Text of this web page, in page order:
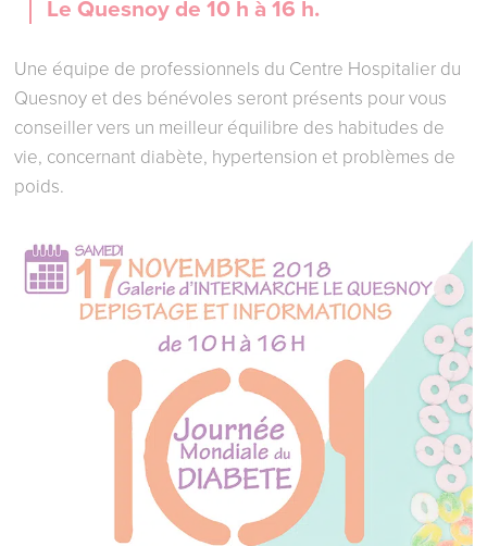
Le Quesnoy de 10 h à 16 h.
Une équipe de professionnels du Centre Hospitalier du
Quesnoy et des bénévoles seront présents pour vous
conseiller vers un meilleur équilibre des habitudes de
vie, concernant diabète, hypertension et problèmes de
poids.